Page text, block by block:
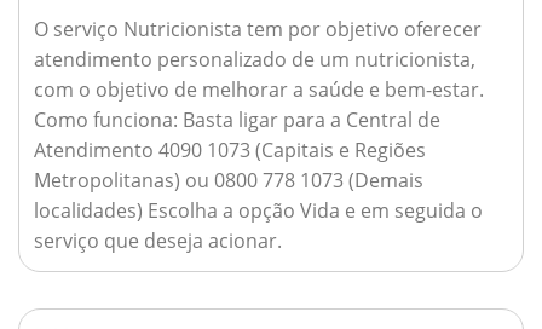
O serviço Nutricionista tem por objetivo oferecer
atendimento personalizado de um nutricionista,
com o objetivo de melhorar a saúde e bem-estar.
Como funciona: Basta ligar para a Central de
Atendimento 4090 1073 (Capitais e Regiões
Metropolitanas) ou 0800 778 1073 (Demais
localidades) Escolha a opção Vida e em seguida o
serviço que deseja acionar.